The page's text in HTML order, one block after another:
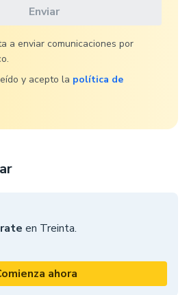
en Treinta.
ahora
a enviar comunicaciones por
y acepto la política de